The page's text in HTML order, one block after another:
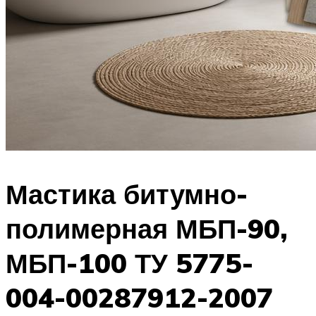
Мастика битумно-
полимерная МБП-90,
МБП-100 ТУ 5775-
004-00287912-2007